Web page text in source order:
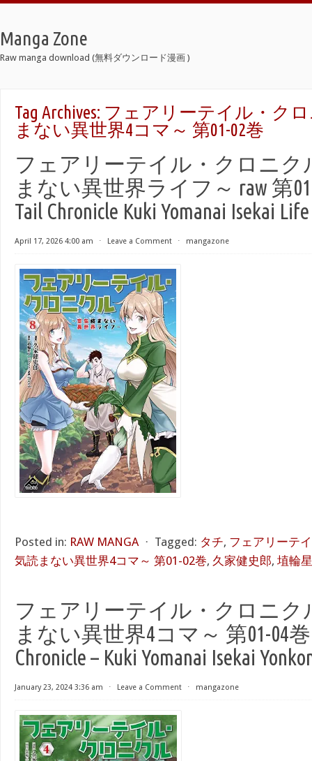
Manga Zone
Raw manga download (無料ダウンロード漫画 )
Tag Archives: フェアリーテイル・ク
まない異世界4コマ～ 第01-02巻
フェアリーテイル・クロニク
まない異世界ライフ～ raw 第
Tail Chronicle Kuki Yomanai Isekai
April 17, 2026 4:00 am ⋅ Leave a Comment ⋅ mangazone
Posted in: RAW MANGA ⋅ Tagged: タチ, フェアリーテ
気読まない異世界4コマ～ 第01-02巻, 久家健史郎, 埴輪
フェアリーテイル・クロニク
まない異世界4コマ～ 第01-04巻
Chronicle – Kuki Yomanai Isekai
January 23, 2024 3:36 am ⋅ Leave a Comment ⋅ mangazone